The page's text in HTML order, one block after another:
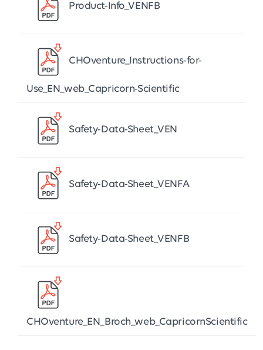
Product-Info_VENFB
CHOventure_Instructions-for-
Use_EN_web_Capricorn-Scientific
Safety-Data-Sheet_VEN
Safety-Data-Sheet_VENFA
Safety-Data-Sheet_VENFB
CHOventure_EN_Broch_web_CapricornScientific